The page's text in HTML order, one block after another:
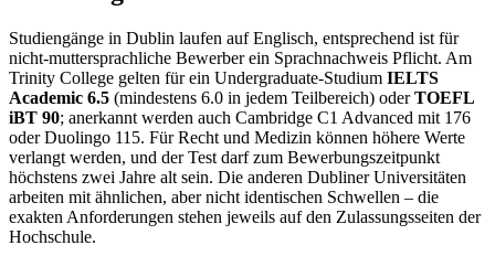
Studiengänge in Dublin laufen auf Englisch, entsprechend ist für
nicht-muttersprachliche Bewerber ein Sprachnachweis Pflicht. Am
Trinity College gelten für ein Undergraduate-Studium IELTS
Academic 6.5 (mindestens 6.0 in jedem Teilbereich) oderTOEFL
iBT 90; anerkannt werden auch Cambridge C1 Advanced mit 176
oder Duolingo 115. Für Recht und Medizin können höhere Werte
verlangt werden, und der Test darf zum Bewerbungszeitpunkt
höchstens zwei Jahre alt sein. Die anderen Dubliner Universitäten
arbeiten mit ähnlichen, aber nicht identischen Schwellen – die
exakten Anforderungen stehen jeweils auf den Zulassungsseiten der
Hochschule.